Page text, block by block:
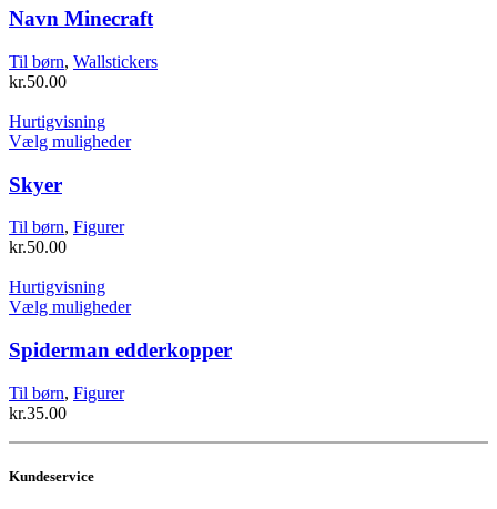
har
varianter.
Mulighederne
på
varesiden
Navn Minecraft
Til børn, Wallstickers
kr.50.00
Hurtigvisning
Vælg mulighederDette
på
varesiden
Skyer
Til børn, Figurer
kr.50.00
Hurtigvisning
Vælg mulighederDette
har
flere
vælges
Spiderman edderkopper
Til børn, Figurer
kr.35.00
Kundeservice